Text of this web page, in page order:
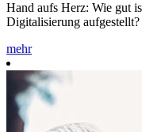
Hand aufs Herz: Wie gut
Digitalisierung aufgestellt?
mehr